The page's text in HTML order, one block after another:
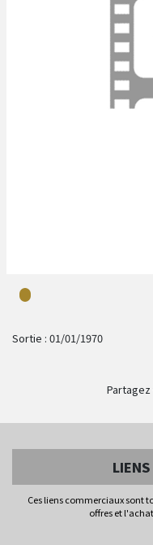
Sortie : 01/01/1970
Ces liens commerciaux sont
offres et